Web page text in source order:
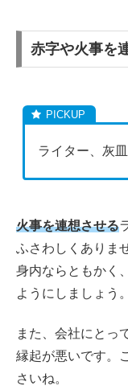
赤字や火事を
ライター、灰
火事を連想させる
ふさわしくありま
身内ならともかく
ようにしましょう。
また、会社にとっ
縁起が悪いです。
さいね。